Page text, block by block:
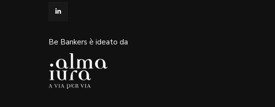
Be Bankers è ideato da